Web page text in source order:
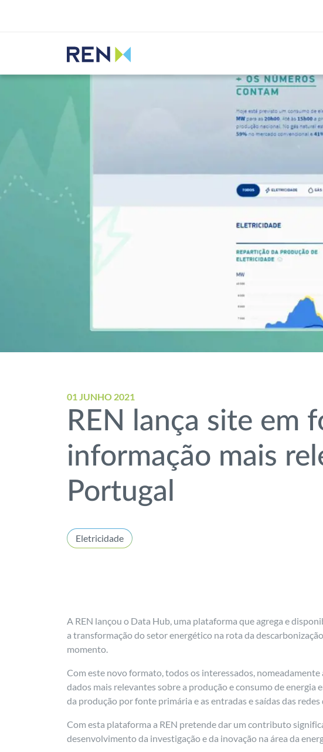
01 JUNHO 2021
REN lança site em
informação mais
Portugal
Eletricidade
A REN lançou o Data Hub, uma plataforma que agrega e
a transformação do setor energético na rota da
momento.
Com este novo formato, todos os interessados,
dados mais relevantes sobre a produção e consumo de
da produção por fonte primária e as entradas e saídas das
Com esta plataforma a REN pretende dar um contributo
desenvolvimento da investigação e da inovação na área da